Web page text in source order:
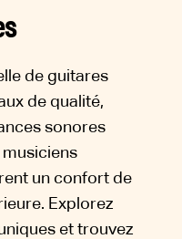
de guitares
de qualité,
sonores
musiciens
un confort de
Explorez
et trouvez